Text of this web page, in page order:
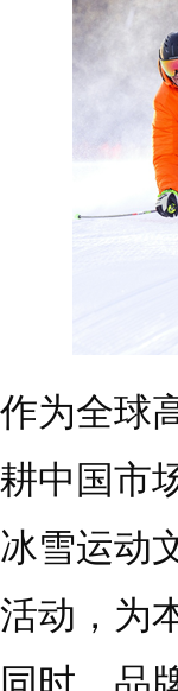
作为全球
耕中国市
冰雪运动
活动，为